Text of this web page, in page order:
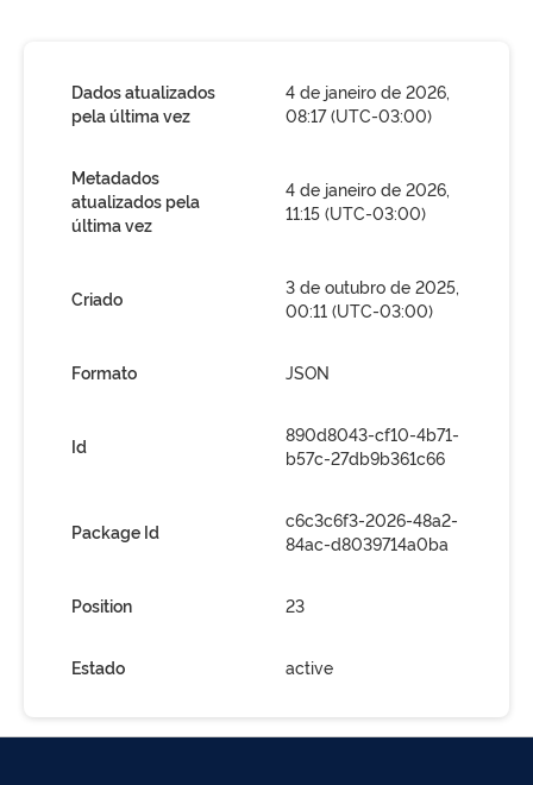
Dados atualizados
pela última vez
4 de janeiro de 2026,
08:17 (UTC-03:00)
Metadados
atualizados pela
última vez
4 de janeiro de 2026,
11:15 (UTC-03:00)
Criado
3 de outubro de 2025,
00:11 (UTC-03:00)
Formato JSON
Id
890d8043-cf10-4b71-
b57c-27db9b361c66
Package Id
c6c3c6f3-2026-48a2-
84ac-d8039714a0ba
Position 23
Estado active